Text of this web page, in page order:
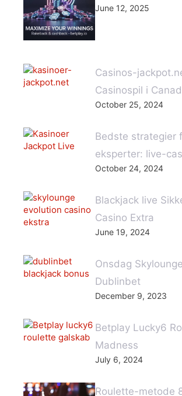
June 12, 2025
Casinos-
Casinospil i
October 25, 2024
Bedste strategier
eksperter: live-
October 24, 2024
Blackjack live
Casino Extra
June 19, 2024
Onsdag
Dublinbet
December 9, 2023
Betplay Lucky6
Madness
July 6, 2024
Roulette-metode